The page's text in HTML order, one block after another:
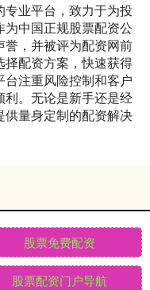
业平台，致力于为投
中国正规股票配资公
，并被评为配资网前
配资方案，快速获得
注重风险控制和客户
。无论是新手还是经
量身定制的配资解决
股票免费配资
股票配资门户导航